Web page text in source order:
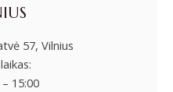
57, Vilnius
15:00